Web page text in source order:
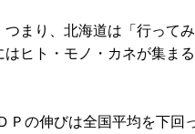
まり、北海道は「行って
ヒト・モノ・カネが集ま
Ｐの伸びは全国平均を下回